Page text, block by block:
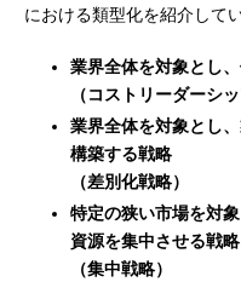
における類型化を紹介してい
業界全体を対象とし
（コストリーダーシッ
業界全体を対象とし
構築する戦略
（差別化戦略）
特定の狭い市場を対
資源を集中させる戦略
（集中戦略）